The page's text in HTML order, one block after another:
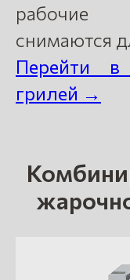
рабочие
снимаются
Перейти в
грилей →